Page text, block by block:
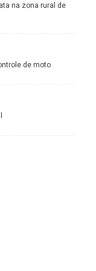
na zona rural de
de moto